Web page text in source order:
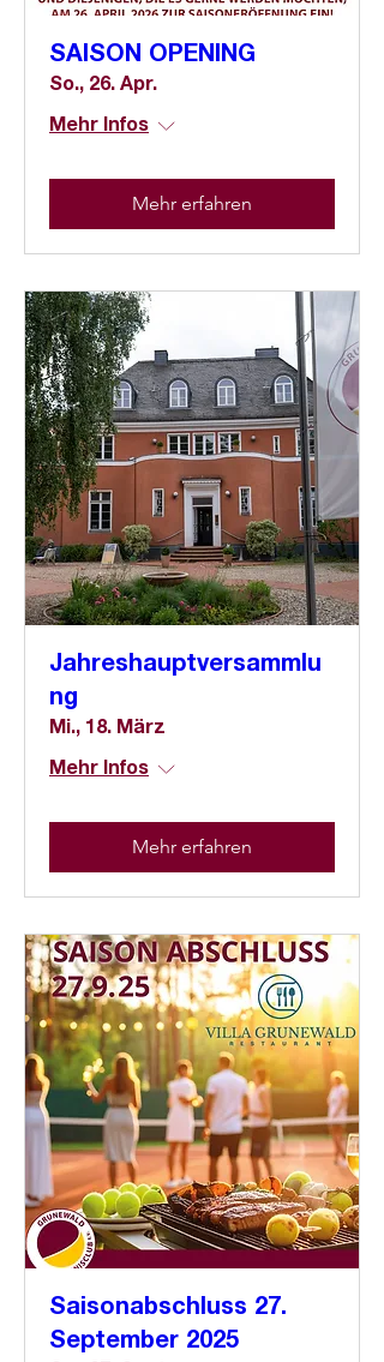
SAISON OPENING
So., 26. Apr.
Mehr Infos
Mehr erfahren
Jahreshauptversammlu
ng
Mi., 18. März
Mehr Infos
Mehr erfahren
Saisonabschluss 27.
September 2025